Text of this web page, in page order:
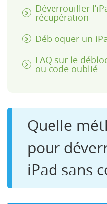
Déverrouiller
récupération
Débloquer un
FAQ sur le
ou code oublié
Quelle
pour
iPad sans